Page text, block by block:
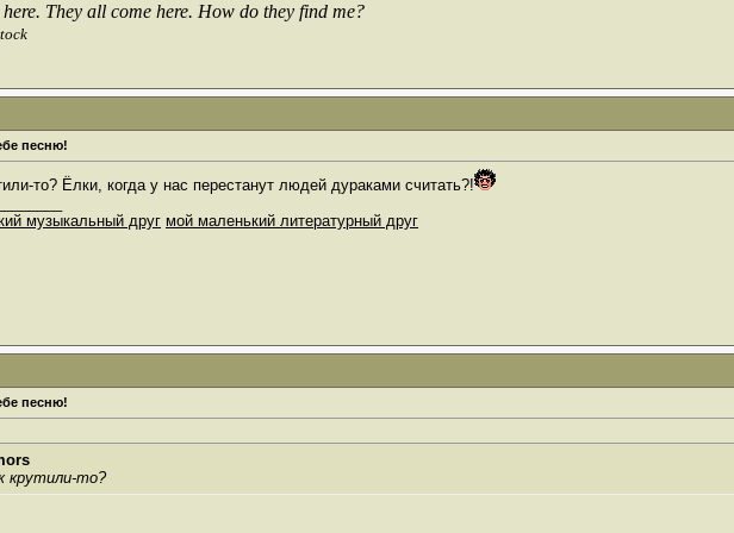
here. They all come here. How do they find me?
песню!
то? Ёлки, когда у нас перестанут людей дураками считать?!
музыкальный друг мой маленький литературный друг
песню!
крутили-то?